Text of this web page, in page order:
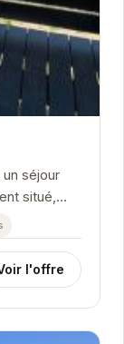
séjour
situé,
aux...
l'offre